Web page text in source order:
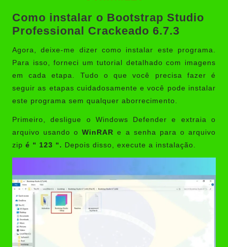
Como instalar o Bootstrap Studio
Professional Crackeado 6.7.3
Agora, deixe-me dizer como instalar este programa.
Para isso, forneci um tutorial detalhado com imagens
em cada etapa. Tudo o que você precisa fazer é
seguir as etapas cuidadosamente e você pode instalar
este programa sem qualquer aborrecimento.
Primeiro, desligue o Windows Defender e extraia o
arquivo usando oWinRAR e a senha para o arquivo
zip é “ 123 “. Depois disso, execute a instalação.